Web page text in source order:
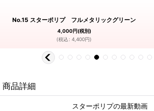
No.15 スターポリプ フルメタリックグリーン
4,000円(税別)
(税込 : 4,400円)
商品詳細
スターポリプの最新動画